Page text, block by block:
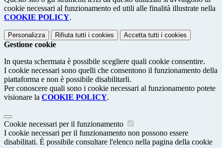
cookie necessari al funzionamento ed utili alle finalità illustrate nella
COOKIE POLICY.
Personalizza Rifiuta tutti i cookies Accetta tutti i cookies
Gestione cookie
In questa schermata è possibile scegliere quali cookie consentire.
I cookie necessari sono quelli che consentono il funzionamento della
piattaforma e non è possibile disabilitarli.
Per conoscere quali sono i cookie necessari al funzionamento potete
visionare la COOKIE POLICY.
Cookie necessari per il funzionamento
I cookie necessari per il funzionamento non possono essere
disabilitati. È possibile consultare l'elenco nella pagina della cookie